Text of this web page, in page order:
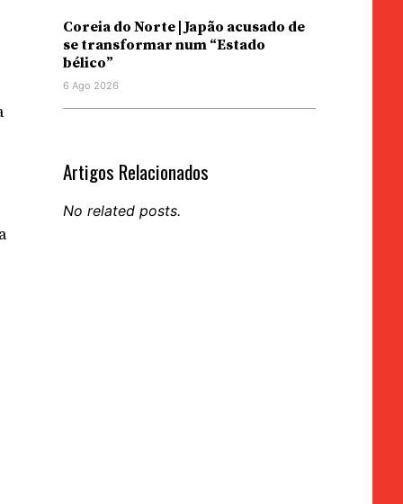
Coreia do Norte | Japão acusado de
se transformar num “Estado
bélico”
6 Ago 2026
Artigos Relacionados
No related posts.